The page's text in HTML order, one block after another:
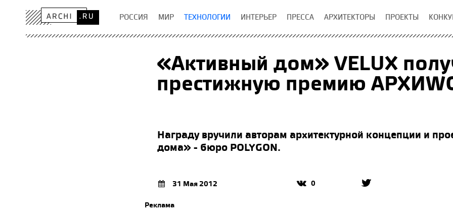
РОССИЯ МИР ТЕХНОЛОГИИ ИНТЕРЬЕР ПРЕССА АРХИТЕКТОРЫ ПРОЕКТЫ
«Активный дом» VELUX
престижную премию
Награду вручили авторам архитектурной концепции и
дома» - бюро POLYGON.
31 Мая 2012 0
Реклама